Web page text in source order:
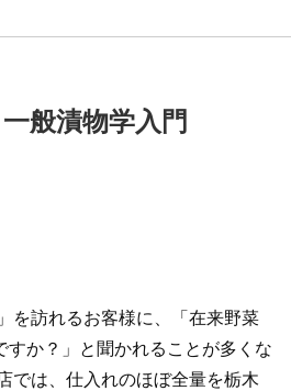
般漬物学入門
を訪れるお客様に、「在来野菜
すか？」と聞かれることが多くな
では、仕入れのほぼ全量を栃木